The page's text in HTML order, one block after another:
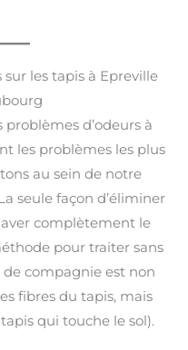
les tapis à Epreville
problèmes d’odeurs à
les problèmes les plus
au sein de notre
seule façon d’éliminer
complètement le
pour traiter sans
de compagnie est non
fibres du tapis, mais
qui touche le sol).